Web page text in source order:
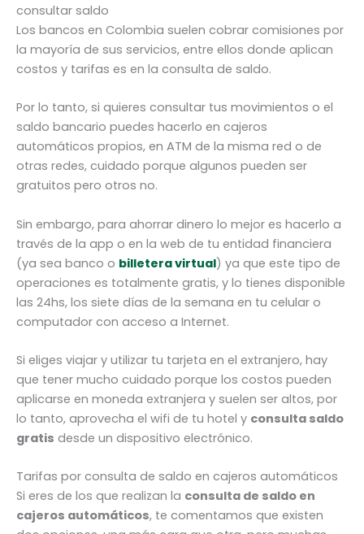
consultar saldo
Los bancos en Colombia suelen cobrar comisiones por
la mayoría de sus servicios, entre ellos donde aplican
costos y tarifas es en la consulta de saldo.
Por lo tanto, si quieres consultar tus movimientos o el
saldo bancario puedes hacerlo en cajeros
automáticos propios, en ATM de la misma red o de
otras redes, cuidado porque algunos pueden ser
gratuitos pero otros no.
Sin embargo, para ahorrar dinero lo mejor es hacerlo a
través de la app o en la web de tu entidad financiera
(ya sea banco o billetera virtual) ya que este tipo de
operaciones es totalmente gratis, y lo tienes disponible
las 24hs, los siete días de la semana en tu celular o
computador con acceso a Internet.
Si eliges viajar y utilizar tu tarjeta en el extranjero, hay
que tener mucho cuidado porque los costos pueden
aplicarse en moneda extranjera y suelen ser altos, por
lo tanto, aprovecha el wifi de tu hotel y consulta saldo
gratis desde un dispositivo electrónico.
Tarifas por consulta de saldo en cajeros automáticos
Si eres de los que realizan la consulta de saldo en
cajeros automáticos, te comentamos que existen